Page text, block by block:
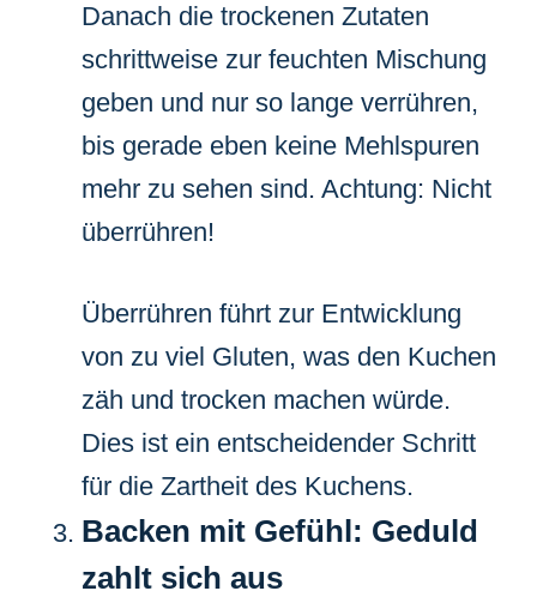
Danach die trockenen Zutaten
schrittweise zur feuchten Mischung
geben und nur so lange verrühren,
bis gerade eben keine Mehlspuren
mehr zu sehen sind. Achtung: Nicht
überrühren!
Überrühren führt zur Entwicklung
von zu viel Gluten, was den Kuchen
zäh und trocken machen würde.
Dies ist ein entscheidender Schritt
für die Zartheit des Kuchens.
Backen mit Gefühl: Geduld
zahlt sich aus